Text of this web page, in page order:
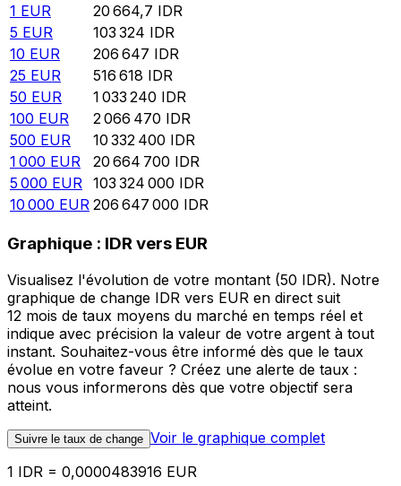
1 EUR 20 664,7 IDR
5 EUR 103 324 IDR
10 EUR 206 647 IDR
25 EUR 516 618 IDR
50 EUR 1 033 240 IDR
100 EUR 2 066 470 IDR
500 EUR 10 332 400 IDR
1 000 EUR 20 664 700 IDR
5 000 EUR 103 324 000 IDR
10 000 EUR 206 647 000 IDR
Graphique : IDR vers EUR
Visualisez l'évolution de votre montant (50 IDR). Notre
graphique de change IDR vers EUR en direct suit
12 mois de taux moyens du marché en temps réel et
indique avec précision la valeur de votre argent à tout
instant. Souhaitez-vous être informé dès que le taux
évolue en votre faveur ? Créez une alerte de taux :
nous vous informerons dès que votre objectif sera
atteint.
Suivre le taux de change Voir le graphique complet
1 IDR = 0,0000483916 EUR